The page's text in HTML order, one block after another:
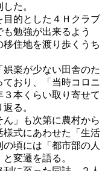
た。
的とした４Ｈクラブ
も勉強が出来るよう
住地を渡り歩くうち
楽が少ない田舎のた
おり、「当時コロニ
本くらい取り寄せて
る。
」も次第に農村から
式にあわせた「生活
頃には「都市部の人
変遷を語る。